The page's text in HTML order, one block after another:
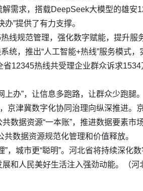
解需求，搭载DeepSeek大模型的雄安
办”提供了有力支撑。
线规范管理，强化数字赋能，提升
统，推出“人工智能+热线”服务模式
省12345热线共受理企业群众诉求
上办”，让信息多跑路，让群众少跑腿
，京津冀数字化协同治理向纵深推进。
共数据资源“一本账”，推进数据要素
共数据资源规范化管理和价值释放。
”，城市更“聪明”。河北省将持续深
和人民美好生活注入强劲动能。（河